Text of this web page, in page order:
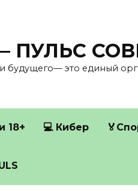
— ПУЛЬС
будущего— это единый
18+ 💻 Кибер